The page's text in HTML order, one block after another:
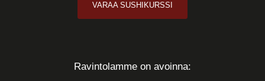
VARAA SUSHIKURSSI
Ravintolamme on avoinna: